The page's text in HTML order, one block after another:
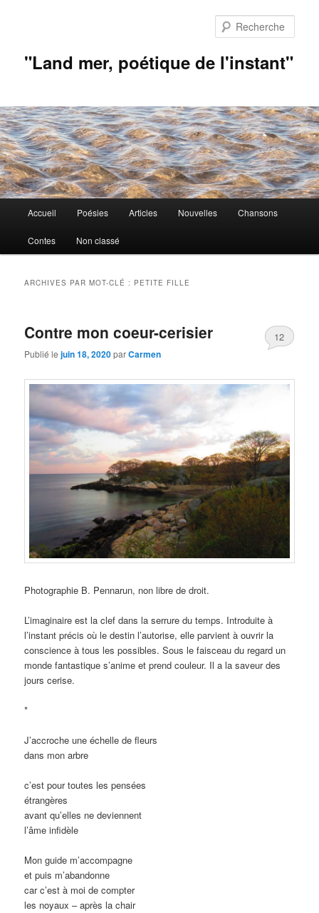
"Land mer, poétique de l'instant"
principal
Accueil Poésies Articles Nouvelles Chansons
Contes Non classé
ARCHIVES PAR MOT-CLÉ : PETITE FILLE
Contre mon coeur-cerisier
Publié lejuin 18, 2020parCarmen
12
Photographie B. Pennarun, non libre de droit.
L’imaginaire est la clef dans la serrure du temps. Introduite à
l’instant précis où le destin l’autorise, elle parvient à ouvrir la
conscience à tous les possibles. Sous le faisceau du regard un
monde fantastique s’anime et prend couleur. Il a la saveur des
jours cerise.
*
J’accroche une échelle de fleurs
dans mon arbre
c’est pour toutes les pensées
étrangères
avant qu’elles ne deviennent
l’âme infidèle
Mon guide m’accompagne
et puis m’abandonne
car c’est à moi de compter
les noyaux – après la chair